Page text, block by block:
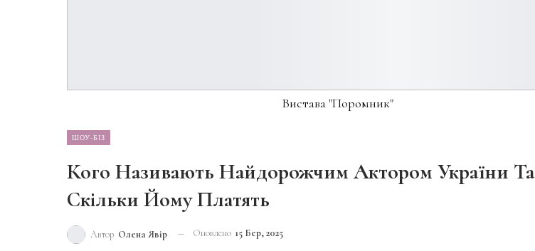
Вистава "Поромник"
ШОУ-БІЗ
Кого Називають Найдорожчим Актором України Та
Скільки Йому Платять
Автор Олена Явір Оновлено 15 Бер, 2025